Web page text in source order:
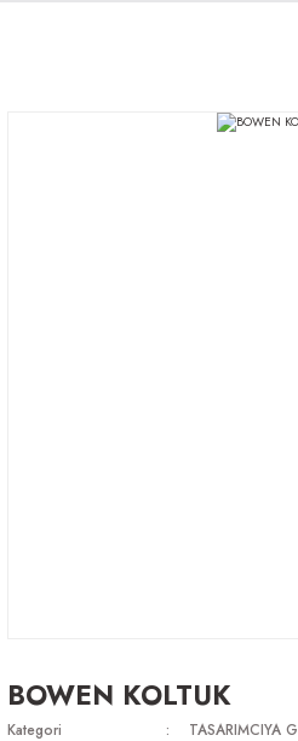
BOWEN KOLTUK
Kategori TASARIMCIYA